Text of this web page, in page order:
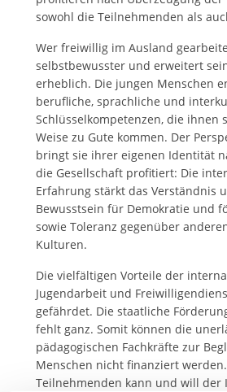
sowohl die Teilnehmenden als
Wer freiwillig im Ausland
selbstbewusster und erweitert
erheblich. Die jungen Menschen
berufliche, sprachliche und
Schlüsselkompetenzen, die ihnen
Weise zu Gute kommen. Der
bringt sie ihrer eigenen Identität
die Gesellschaft profitiert: Die
Erfahrung stärkt das Verständnis
Bewusstsein für Demokratie und
sowie Toleranz gegenüber
Kulturen.
Die vielfältigen Vorteile der
Jugendarbeit und
gefährdet. Die staatliche
fehlt ganz. Somit können die
pädagogischen Fachkräfte zur
Menschen nicht finanziert
Teilnehmenden kann und will der